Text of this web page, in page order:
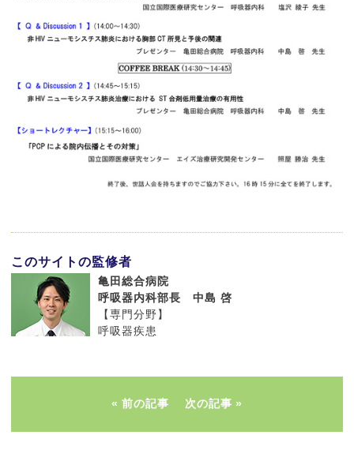
このサイトの監修者
亀田総合病院
呼吸器内科部長 中島 啓
【専門分野】
呼吸器疾患
前の記事 次の記事